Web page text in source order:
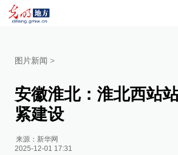
图片新闻 >
安徽淮北：淮北西站
紧建设
来源： 新华网
2025-12-01 17:31